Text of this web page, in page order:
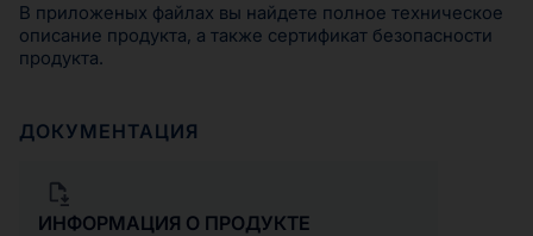
В приложеных файлах вы найдете полное техническое
описание продукта, а также сертификат безопасности
продукта.
ДОКУМЕНТАЦИЯ
ИНФОРМАЦИЯ О ПРОДУКТЕ